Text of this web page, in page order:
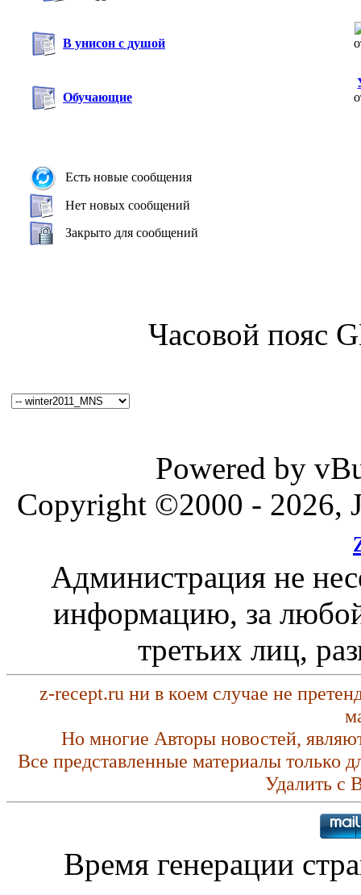
В унисон с душой
Обучающие
Есть новые сообщения
Нет новых сообщений
Закрыто для сообщений
Часовой пояс
Powered by
Copyright ©2000 - 2026,
Администрация не
информацию, за любой
третьих лиц,
z-recept.ru ни в коем случае не
Но многие Авторы новостей,
Все представленные материалы только
Удалить с
Время генерации